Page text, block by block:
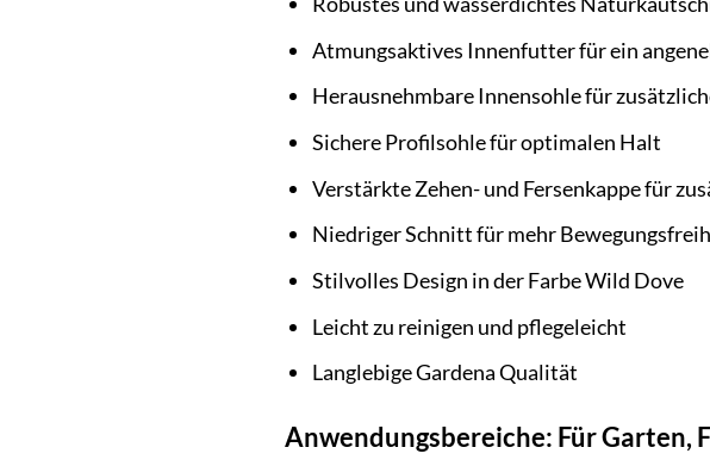
Atmungsaktives Innenfutter für ein
Herausnehmbare Innensohle für
Sichere Profilsohle für optimalen Halt
Verstärkte Zehen- und Fersenkappe für
Niedriger Schnitt für mehr
Stilvolles Design in der Farbe Wild Dove
Leicht zu reinigen und pflegeleicht
Langlebige Gardena Qualität
Anwendungsbereiche: Für Garten,